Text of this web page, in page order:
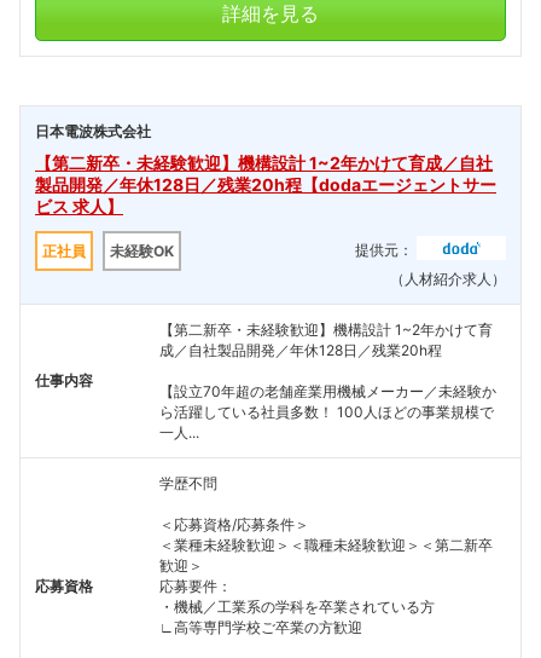
詳細を見る
日本電波株式会社
【第二新卒・未経験歓迎】機構設計 1~2年かけて育成／自社
製品開発／年休128日／残業20h程【dodaエージェントサー
ビス 求人】
正社員 未経験OK
提供元：
（人材紹介求人）
仕事内容
【第二新卒・未経験歓迎】機構設計 1~2年かけて育
成／自社製品開発／年休128日／残業20h程
【設立70年超の老舗産業用機械メーカー／未経験か
ら活躍している社員多数！ 100人ほどの事業規模で
一人...
応募資格
学歴不問
＜応募資格/応募条件＞
＜業種未経験歓迎＞＜職種未経験歓迎＞＜第二新卒
歓迎＞
応募要件：
・機械／工業系の学科を卒業されている方
∟高等専門学校ご卒業の方歓迎